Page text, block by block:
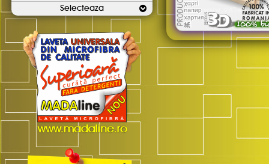
Selecteaza